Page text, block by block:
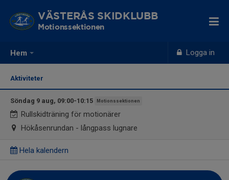
Hem Logga in
VÄSTERÅS SKIDKLUBB
Motionssektionen
Aktiviteter
Söndag 9 aug, 09:00-10:15 Motionssektionen
Rullskidträning för motionärer
Hökåsenrundan - långpass lugnare
Hela kalendern